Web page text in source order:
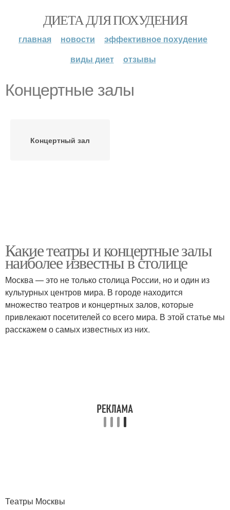
ДИЕТА ДЛЯ ПОХУДЕНИЯ
главная новости
эффективное похудение
виды диет
отзывы
Концертные залы
Концертный зал
Какие театры и концертные залы
наиболее известны в столице
Москва — это не только столица России, но и один из
культурных центров мира. В городе находится
множество театров и концертных залов, которые
привлекают посетителей со всего мира. В этой статье мы
расскажем о самых известных из них.
Театры Москвы